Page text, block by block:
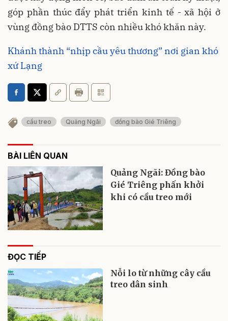
góp phần thúc đẩy phát triển kinh tế - xã hội ở
vùng đồng bào DTTS còn nhiều khó khăn này.
Khánh thành “nhịp cầu yêu thương” nơi gian khó
xứ Lạng
cầu treo Quảng Ngãi đồng bào Gié Triêng
BÀI LIÊN QUAN
Quảng Ngãi: Đồng bào
Gié Triêng phấn khởi
khi có cầu treo mới
ĐỌC TIẾP
Nỗi lo từ những cây cầu
treo dân sinh